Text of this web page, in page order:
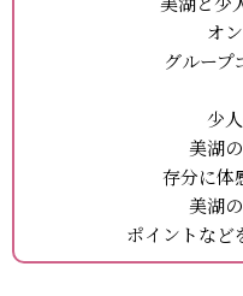
オ
グループ
少
美湖
存分に体
美湖
ポイントなど